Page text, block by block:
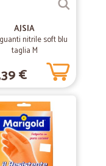
05/12/2018
al supermercato.
AJSIA
nitrile soft blu
taglia M
€